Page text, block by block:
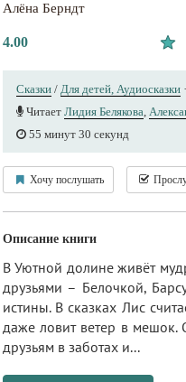
Алёна Берндт
4.00
Сказки / Для детей, Аудиосказки ·
Читает Лидия Белякова,
55 минут 30 секунд
Хочу послушать
Описание книги
В Уютной долине живёт
друзьями – Белочкой,
истины. В сказках Лис
даже ловит ветер в мешок.
друзьям в заботах и...